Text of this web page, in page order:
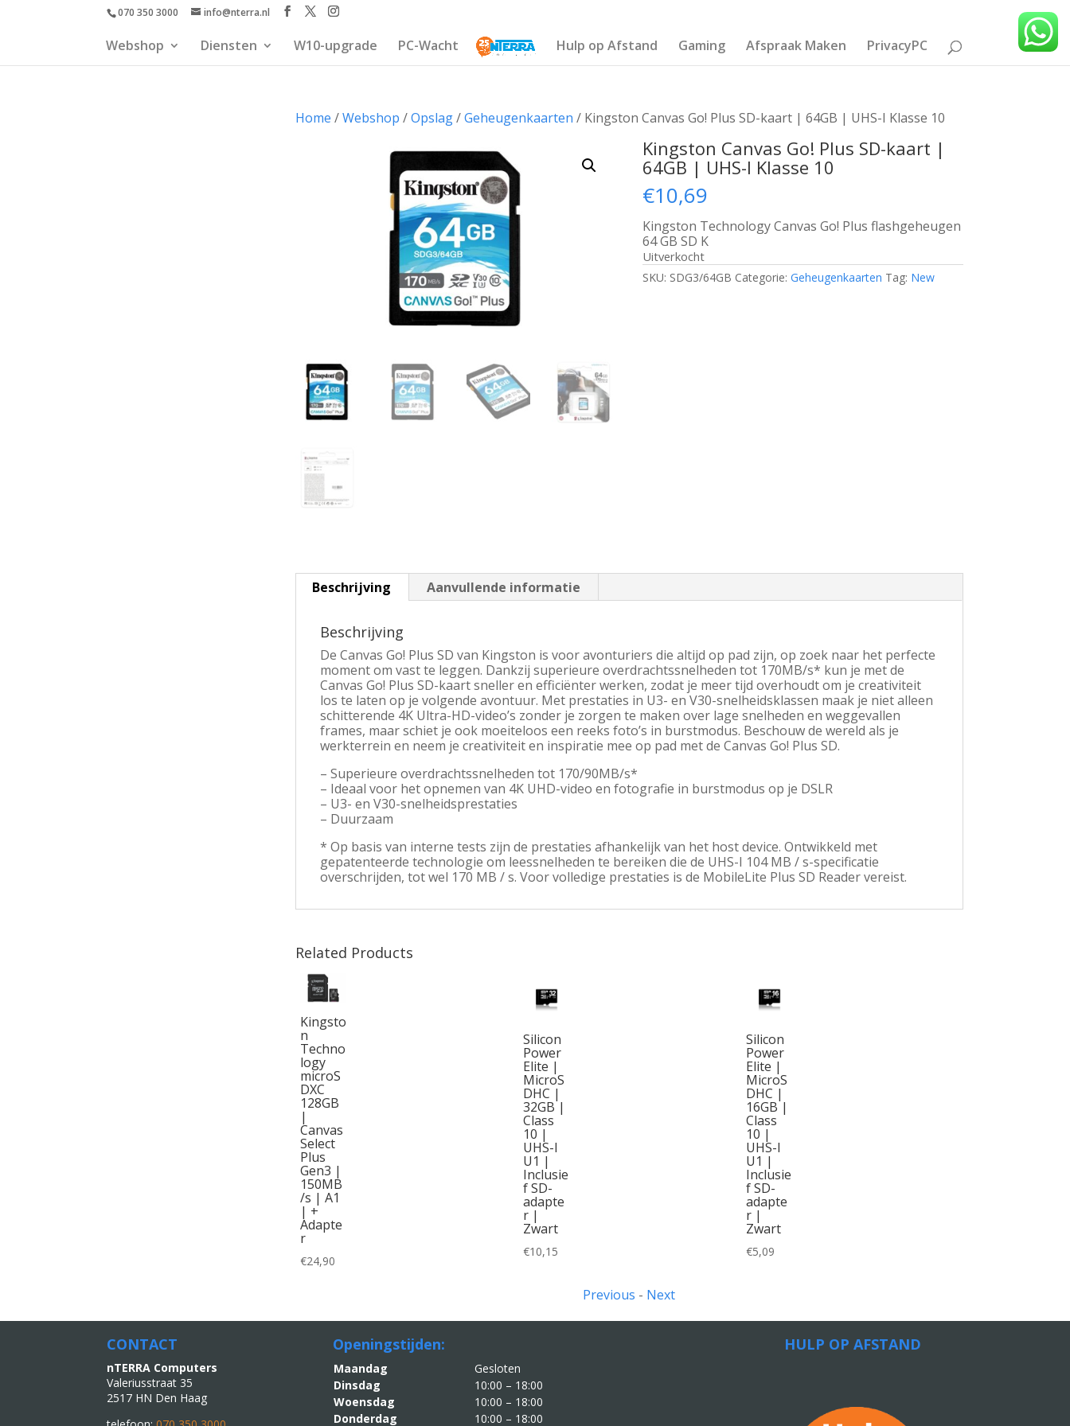
070 350 3000 info@nterra.nl
Webshop Diensten W10-upgrade PC-Wacht Hulp op Afstand Gaming Afspraak Maken PrivacyPC
Home /Webshop /Opslag/Geheugenkaarten / Kingston Canvas Go! Plus SD-kaart | 64GB | UHS-I Klasse 10
Kingston Canvas Go! Plus SD-kaart |
64GB | UHS-I Klasse 10
€10,69
Kingston Technology Canvas Go! Plus flashgeheugen
64 GB SD K
Uitverkocht
SKU: SDG3/64GB Categorie:Geheugenkaarten Tag: New
Beschrijving Aanvullende informatie
Beschrijving
De Canvas Go! Plus SD van Kingston is voor avonturiers die altijd op pad zijn, op zoek naar het perfecte
moment om vast te leggen. Dankzij superieure overdrachtssnelheden tot 170MB/s* kun je met de
Canvas Go! Plus SD-kaart sneller en efficiënter werken, zodat je meer tijd overhoudt om je creativiteit
los te laten op je volgende avontuur. Met prestaties in U3- en V30-snelheidsklassen maak je niet alleen
schitterende 4K Ultra-HD-video’s zonder je zorgen te maken over lage snelheden en weggevallen
frames, maar schiet je ook moeiteloos een reeks foto’s in burstmodus. Beschouw de wereld als je
werkterrein en neem je creativiteit en inspiratie mee op pad met de Canvas Go! Plus SD.
– Superieure overdrachtssnelheden tot 170/90MB/s*
– Ideaal voor het opnemen van 4K UHD-video en fotografie in burstmodus op je DSLR
– U3- en V30-snelheidsprestaties
– Duurzaam
* Op basis van interne tests zijn de prestaties afhankelijk van het host device. Ontwikkeld met
gepatenteerde technologie om leessnelheden te bereiken die de UHS-I 104 MB / s-specificatie
overschrijden, tot wel 170 MB / s. Voor volledige prestaties is de MobileLite Plus SD Reader vereist.
Related Products
Kingsto
n
Techno
logy
microS
DXC
128GB
|
Canvas
Select
Plus
Gen3 |
150MB
/s | A1
| +
Adapte
r
€24,90
Silicon
Power
Elite |
MicroS
DHC |
32GB |
Class
10 |
UHS-I
U1 |
Inclusie
f SD-
adapte
r |
Zwart
€10,15
Silicon
Power
Elite |
MicroS
DHC |
16GB |
Class
10 |
UHS-I
U1 |
Inclusie
f SD-
adapte
r |
Zwart
€5,09
Previous - Next
CONTACT
nTERRA Computers
Valeriusstraat 35
2517 HN Den Haag
Openingstijden:
Maandag
Gesloten
Dinsdag
10:00 – 18:00
Woensdag
10:00 – 18:00
Donderdag
10:00 – 18:00
HULP OP AFSTAND